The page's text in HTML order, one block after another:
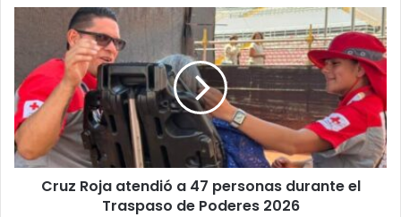
Marina
47
personas
durante
el
Traspaso
Cruz Roja atendió a 47 personas durante el
Traspaso de Poderes 2026